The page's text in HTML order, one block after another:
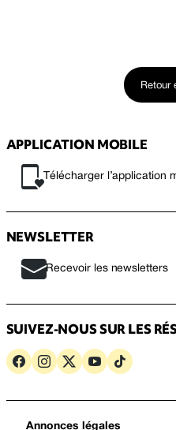
Retour
APPLICATION MOBILE
Télécharger l’application
NEWSLETTER
Recevoir les newsletters
SUIVEZ-NOUS SUR LES
Annonces légales